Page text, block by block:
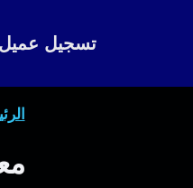
تسجيل